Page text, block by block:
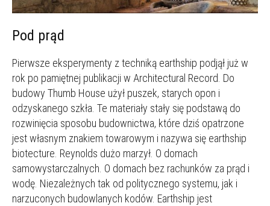
Pod prąd
Pierwsze eksperymenty z techniką earthship podjął już w
rok po pamiętnej publikacji w Architectural Record. Do
budowy Thumb House użył puszek, starych opon i
odzyskanego szkła. Te materiały stały się podstawą do
rozwinięcia sposobu budownictwa, które dziś opatrzone
jest własnym znakiem towarowym i nazywa się earthship
biotecture. Reynolds dużo marzył. O domach
samowystarczalnych. O domach bez rachunków za prąd i
wodę. Niezależnych tak od politycznego systemu, jak i
narzuconych budowlanych kodów. Earthship jest